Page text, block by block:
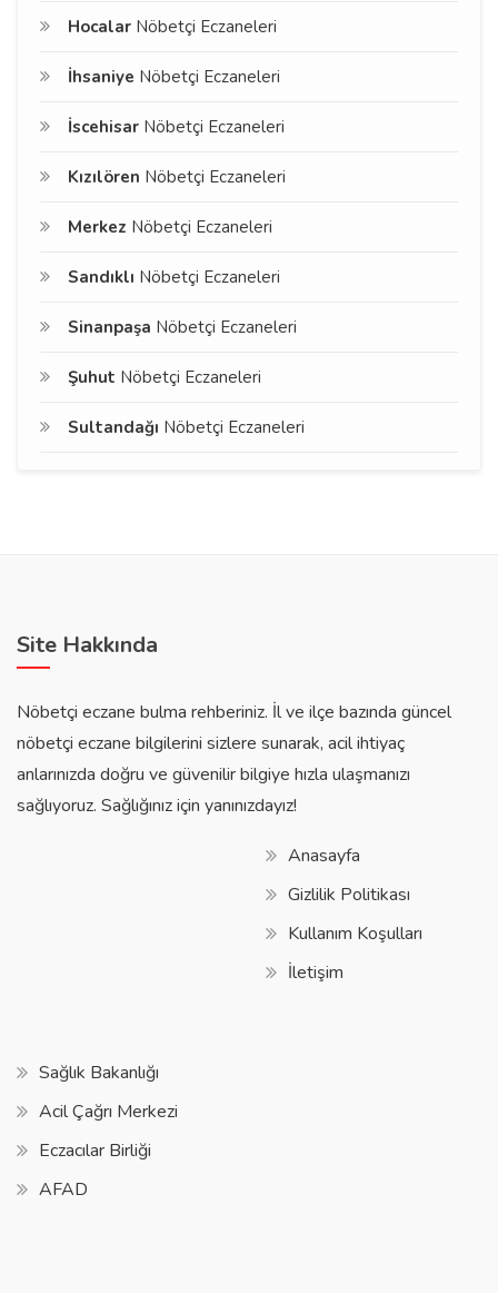
Hocalar Nöbetçi Eczaneleri
İhsaniye Nöbetçi Eczaneleri
İscehisar Nöbetçi Eczaneleri
Kızılören Nöbetçi Eczaneleri
Merkez Nöbetçi Eczaneleri
Sandıklı Nöbetçi Eczaneleri
Sinanpaşa Nöbetçi Eczaneleri
Şuhut Nöbetçi Eczaneleri
Sultandağı Nöbetçi Eczaneleri
Site Hakkında
Nöbetçi eczane bulma rehberiniz. İl ve ilçe bazında güncel
nöbetçi eczane bilgilerini sizlere sunarak, acil ihtiyaç
anlarınızda doğru ve güvenilir bilgiye hızla ulaşmanızı
sağlıyoruz. Sağlığınız için yanınızdayız!
Anasayfa
Gizlilik Politikası
Kullanım Koşulları
İletişim
Sağlık Bakanlığı
Acil Çağrı Merkezi
Eczacılar Birliği
AFAD